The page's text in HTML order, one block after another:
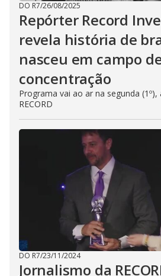
DO R7/26/08/2025
Repórter Record
revela história de
nasceu em campo
concentração
Programa vai ao ar na segunda
RECORD
DO R7/23/11/2024
Jornalismo da